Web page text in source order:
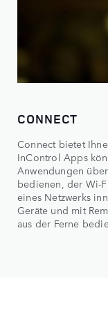
CONNECT
Connect bietet
InControl Apps
Anwendungen
bedienen, der Wi-
eines Netzwerks
Geräte und mit
aus der Ferne